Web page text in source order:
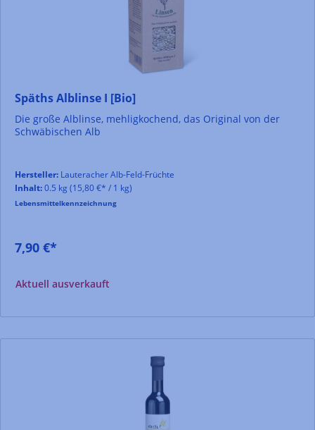
Späths Alblinse I [Bio]
Die große Alblinse, mehligkochend, das Original von der
Schwäbischen Alb
Hersteller: Lauteracher Alb-Feld-Früchte
Inhalt:0.5 kg (15,80 €* / 1 kg)
Lebensmittelkennzeichnung
7,90 €*
Aktuell ausverkauft